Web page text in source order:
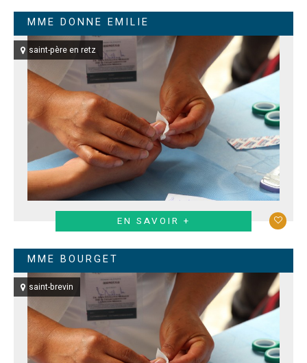
MME DONNE EMILIE
saint-père en retz
EN SAVOIR +
MME BOURGET
saint-brevin